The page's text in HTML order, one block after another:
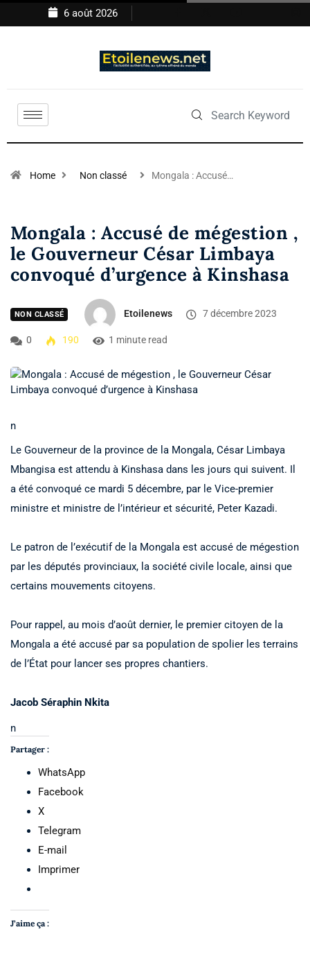
6 août 2026
Home Non classé Mongala : Accusé…
Mongala : Accusé de mégestion ,
le Gouverneur César Limbaya
convoqué d’urgence à Kinshasa
NON CLASSÉ Etoilenews 7 décembre 2023
0 190 1 minute read
n
Le Gouverneur de la province de la Mongala, César Limbaya
Mbangisa est attendu à Kinshasa dans les jours qui suivent. Il
a été convoqué ce mardi 5 décembre, par le Vice-premier
ministre et ministre de l’intérieur et sécurité, Peter Kazadi.
Le patron de l’exécutif de la Mongala est accusé de mégestion
par les députés provinciaux, la société civile locale, ainsi que
certains mouvements citoyens.
Pour rappel, au mois d’août dernier, le premier citoyen de la
Mongala a été accusé par sa population de spolier les terrains
de l’État pour lancer ses propres chantiers.
Jacob Séraphin Nkita
n
Partager :
WhatsApp
Facebook
X
Telegram
E-mail
Imprimer
J’aime ça :